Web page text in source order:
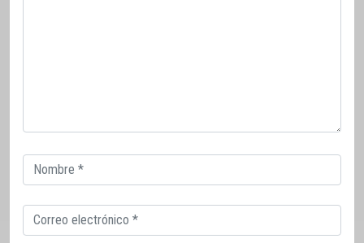
Correo
electrónico
Correo
electrónico